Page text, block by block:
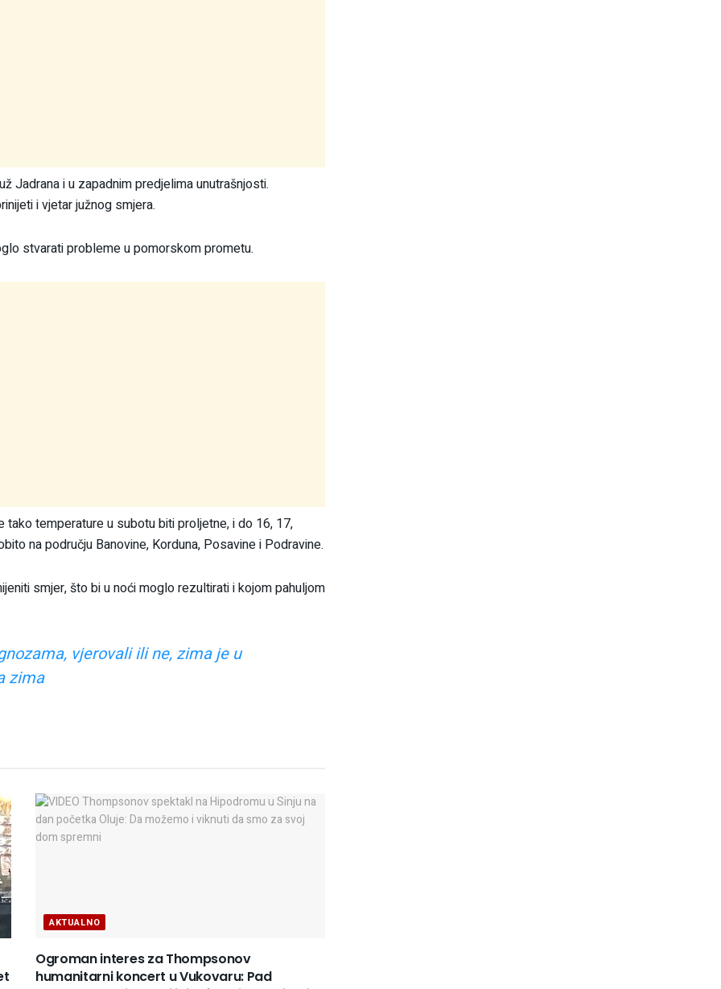
Jadrana i u zapadnim predjelima unutrašnjosti.
i vjetar južnog smjera.
stvarati probleme u pomorskom prometu.
temperature u subotu biti proljetne, i do 16, 17,
na području Banovine, Korduna, Posavine i Podravine.
smjer, što bi u noći moglo rezultirati i kojom pahuljom
vjerovali ili ne, zima je u
zima
AKTUALNO
Ogroman interes za Thompsonov
humanitarni koncert u Vukovaru: Pad